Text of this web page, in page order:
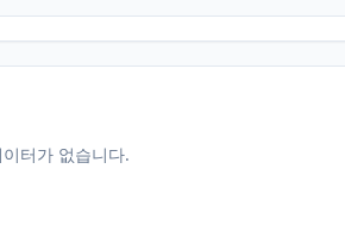
터가 없습니다.